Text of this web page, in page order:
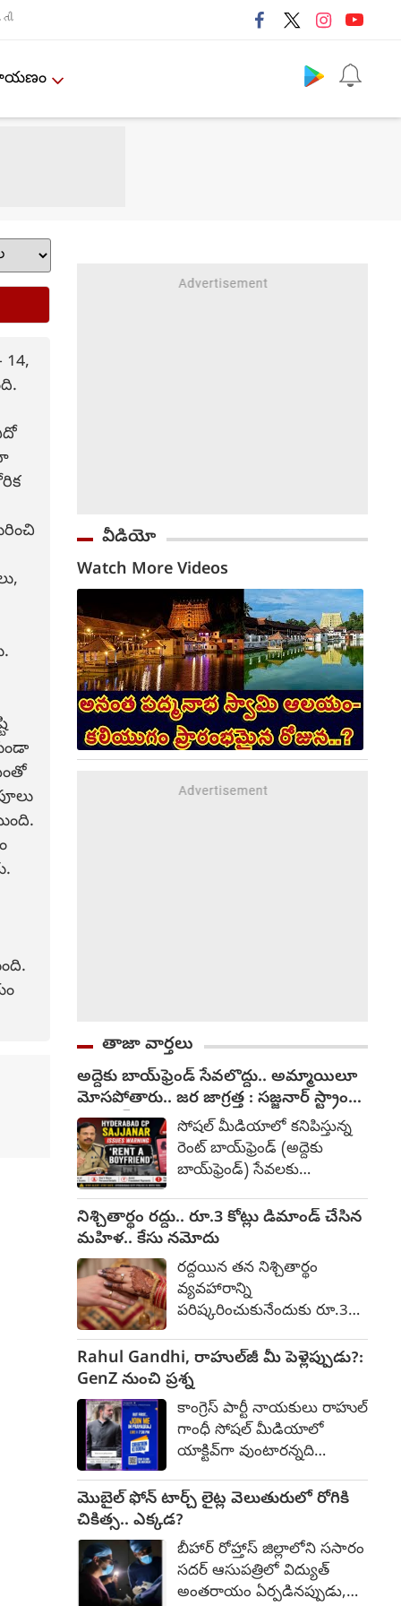
వీడియో
Watch More Videos
తాజా వార్తలు
అద్దెకు బాయ్‌ఫ్రెండ్ సేవలొద్దు.. అమ్మాయిలూ
మోసపోతారు.. జర జాగ్రత్త : సజ్జనార్ స్ట్రాంగ్
వార్నింగ్
సోషల్ మీడియాలో కనిపిస్తున్న
రెంట్ బాయ్‌ఫ్రెండ్ (అద్దెకు
బాయ్‌ఫ్రెండ్) సేవలకు
యువతులు అప్రమత్తంగా
ఉండాలని హైదరాబాద్ పోలీస్
కమిషనర్ వి.సి. సజ్జనార్
శనివారం హెచ్చరించారు.
గోప్యమైన, వృత్తిపరమైన
సాంగత్యాన్ని అందిస్తామని చెప్పే
ఈ ఆఫర్లు, వ్యక్తిగత ఫోటోల
ద్వారా బాధితులను మోసం
చేయడానికి, బ్లాక్‌మెయిల్
చేయడానికి సైబర్ నేరగాళ్లు
పన్నిన పన్నాగమని ఆయన ఎక్స్
వేదికగా పేర్కొన్నారు.
నిశ్చితార్థం రద్దు.. రూ.3 కోట్లు డిమాండ్ చేసిన
మహిళ.. కేసు నమోదు
రద్దయిన తన నిశ్చితార్థం
వ్యవహారాన్ని
పరిష్కరించుకునేందుకు రూ.3
కాకుండా, ఆ మొత్తాన్ని
చెల్లించకపోతే సదరు
యువకుడిని, అతని కుటుంబాన్ని
చంపేస్తానని బెదిరించిన ఒక
మహిళపై పోలీసులు కేసు
నమోదు చేశారు. చెన్నైలోని
విజయ హాస్పిటల్‌లో శాస్త్రవేత్తగా
పనిచేస్తున్న వంశీ అనే
యువకుడికి, డేటింగ్ యాప్
ద్వారా హైదరాబాద్‌లోని
వనస్థలిపురానికి చెందిన నమ్రత
అనే మహిళతో పరిచయం
Rahul Gandhi, రాహుల్‌జీ మీ పెళ్లెప్పుడు?:
GenZ నుంచి ప్రశ్న
కాంగ్రెస్ పార్టీ నాయకులు రాహుల్
గాంధీ సోషల్ మీడియాలో
యాక్టివ్‌గా వుంటారన్నది
స్టాగ్రాంలో మరింత చురుకుగా
వుంటున్నారు. GenZతో
ఇంటరాక్ట్ అయ్యేందుకు నిత్యం
వారితో పలు విషయాలను షేర్
చేసుకుంటున్నారు. ఆయన
మొబైల్ ఫోన్ టార్చ్ లైట్ల వెలుతురులో రోగికి
చికిత్స.. ఎక్కడ?
బీహార్ రోహ్తాస్ జిల్లాలోని ససారం
సదర్ ఆసుపత్రిలో విద్యుత్
అంతరాయం ఏర్పడినప్పుడు,